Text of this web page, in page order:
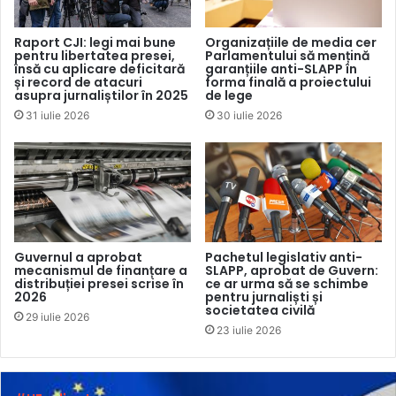
discuțieiAlina Radu, directoarea Ziarului de Gardă.
Ea s-a referit printre altele la
solicitarea Roskomnadzor ca
pagina online a publicației să fie blocat ă, la postările
blocate nejustificat de Facebookale mai multor redacții din
recepționate online de mai mulți angajați din media în
ultima perioadă. „Partea bună e că presa independentă are
acum cele mai mari audiențe din toate timpurile. Audiența
a crescut mult în pandemie și încă mai mult în război. E cel
mai bun lucru pe care l-am dorit, dar e și o mare presiune
asupra jurnaliștilor – să răspundă la întrebările cetățenilor,
dar cu prea puține resurse”, a precizat jurnalista.
reprezentantul Civilnet din
Armenia, a vorbit despre „responsabilitatea enormă” care
stă pe umerii instituțiilor media independente din țară –
Raport CJI: legi mai bune
pentru libertatea presei,
însă cu aplicare deficitară
și record de atacuri
asupra jurnaliștilor în 2025
31 iulie 2026
Organizațiile de media cer
Parlamentului să mențină
garanțiile anti-SLAPP în
forma finală a proiectului
de lege
30 iulie 2026
Guvernul a aprobat
mecanismul de finanțare a
distribuției presei scrise în
2026
29 iulie 2026
Pachetul legislativ anti-
SLAPP, aprobat de Guvern:
ce ar urma să se schimbe
pentru jurnaliști și
societatea civilă
23 iulie 2026